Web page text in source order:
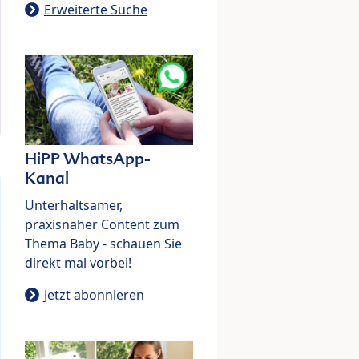
Erweiterte Suche
HiPP WhatsApp-
Kanal
Unterhaltsamer,
praxisnaher Content zum
Thema Baby - schauen Sie
direkt mal vorbei!
Jetzt abonnieren